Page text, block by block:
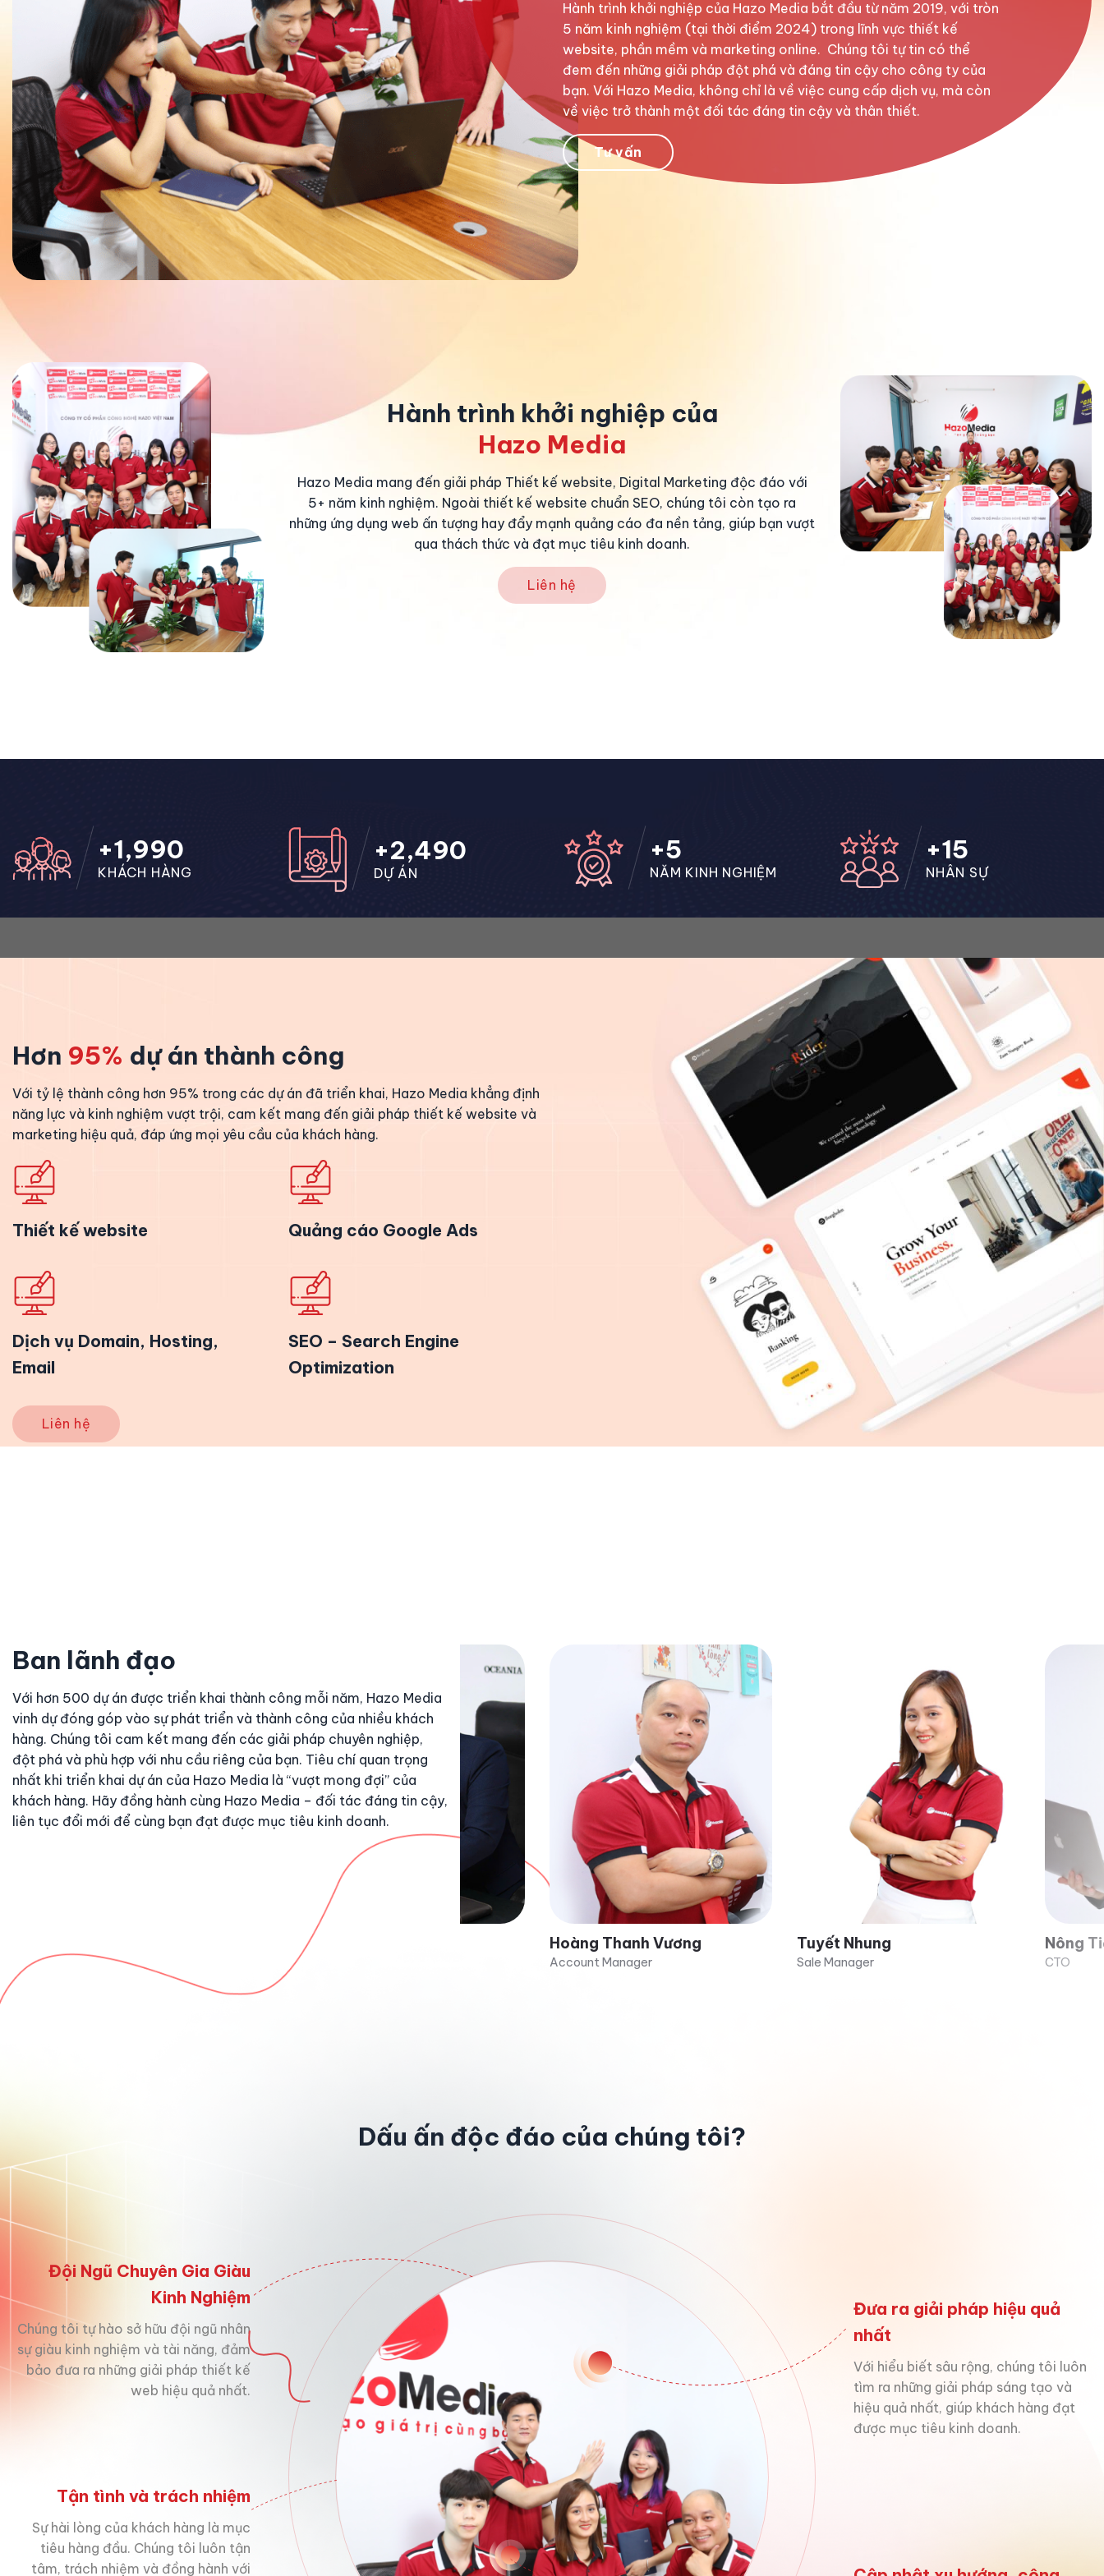
Hành trình khởi nghiệp của Hazo Media bắt đầu từ năm 2019, với tròn
5 năm kinh nghiệm (tại thời điểm 2024) trong lĩnh vực thiết kế
website, phần mềm và marketing online. Chúng tôi tự tin có thể
đem đến những giải pháp đột phá và đáng tin cậy cho công ty của
bạn. Với Hazo Media, không chỉ là về việc cung cấp dịch vụ, mà còn
về việc trở thành một đối tác đáng tin cậy và thân thiết.
Tư vấn
Hành trình khởi nghiệp của
Hazo Media
Hazo Media mang đến giải pháp Thiết kế website, Digital Marketing độc đáo với
5+ năm kinh nghiệm. Ngoài thiết kế website chuẩn SEO, chúng tôi còn tạo ra
những ứng dụng web ấn tượng hay đẩy mạnh quảng cáo đa nền tảng, giúp bạn vượt
qua thách thức và đạt mục tiêu kinh doanh.
Liên hệ
+2,000
KHÁCH HÀNG
+2,500
DỰ ÁN
+5
NĂM KINH NGHIỆM
+15
NHÂN SỰ
Hơn 95% dự án thành công
Với tỷ lệ thành công hơn 95% trong các dự án đã triển khai, Hazo Media khẳng định
năng lực và kinh nghiệm vượt trội, cam kết mang đến giải pháp thiết kế website và
marketing hiệu quả, đáp ứng mọi yêu cầu của khách hàng.
Thiết kế website Quảng cáo Google Ads
Dịch vụ Domain, Hosting,
Email
SEO – Search Engine
Optimization
Liên hệ
Ban lãnh đạo
Với hơn 500 dự án được triển khai thành công mỗi năm, Hazo Media
vinh dự đóng góp vào sự phát triển và thành công của nhiều khách
hàng. Chúng tôi cam kết mang đến các giải pháp chuyên nghiệp,
đột phá và phù hợp với nhu cầu riêng của bạn. Tiêu chí quan trọng
nhất khi triển khai dự án của Hazo Media là “vượt mong đợi” của
khách hàng. Hãy đồng hành cùng Hazo Media – đối tác đáng tin cậy,
liên tục đổi mới để cùng bạn đạt được mục tiêu kinh doanh.
Hoàng Thanh Vương Tuyết Nhung Nông Tiến Thành
Dấu ấn độc đáo của chúng tôi?
Đội Ngũ Chuyên Gia Giàu
Kinh Nghiệm
Chúng tôi tự hào sở hữu đội ngũ nhân
sự giàu kinh nghiệm và tài năng, đảm
bảo đưa ra những giải pháp thiết kế
web hiệu quả nhất.
Tận tình và trách nhiệm
Sự hài lòng của khách hàng là mục
tiêu hàng đầu. Chúng tôi luôn tận
tâm, trách nhiệm và đồng hành với
Đưa ra giải pháp hiệu quả
nhất
Với hiểu biết sâu rộng, chúng tôi luôn
tìm ra những giải pháp sáng tạo và
hiệu quả nhất, giúp khách hàng đạt
được mục tiêu kinh doanh.